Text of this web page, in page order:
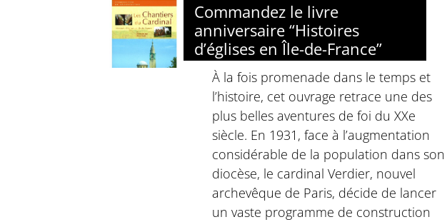
Commandez le livre
anniversaire “Histoires
d’églises en Île-de-France”
À la fois promenade dans le temps et
l’histoire, cet ouvrage retrace une des
plus belles aventures de foi du XXe
siècle. En 1931, face à l’augmentation
considérable de la population dans son
diocèse, le cardinal Verdier, nouvel
archevêque de Paris, décide de lancer
un vaste programme de construction